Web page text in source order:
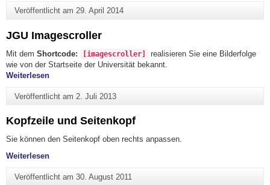
Veröffentlicht am 29. April 2014
JGU Imagescroller
Mit dem Shortcode: [imagescroller]
realisieren Sie eine Bilderfolge
wie von der Startseite der Universität bekannt.
Weiterlesen"JGU Imagescroller"
Veröffentlicht am 2. Juli 2013
Kopfzeile und Seitenkopf
Sie können den Seitenkopf oben rechts anpassen.
Weiterlesen"Kopfzeile und Seitenkopf"
Veröffentlicht am 30. August 2011